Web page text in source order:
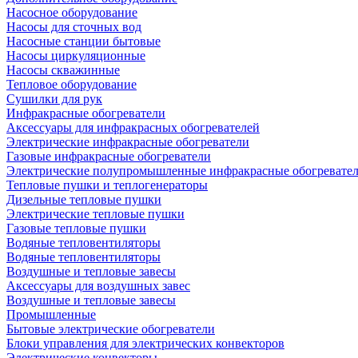
Насосное оборудование
Насосы для сточных вод
Насосные станции бытовые
Насосы циркуляционные
Насосы скважинные
Тепловое оборудование
Сушилки для рук
Инфракрасные обогреватели
Аксессуары для инфракрасных обогревателей
Электрические инфракрасные обогреватели
Газовые инфракрасные обогреватели
Электрические полупромышленные инфракрасные
Тепловые пушки и теплогенераторы
Дизельные тепловые пушки
Электрические тепловые пушки
Газовые тепловые пушки
Водяные тепловентиляторы
Водяные тепловентиляторы
Воздушные и тепловые завесы
Аксессуары для воздушных завес
Воздушные и тепловые завесы
Промышленные
Бытовые электрические обогреватели
Блоки управления для электрических конвекторов